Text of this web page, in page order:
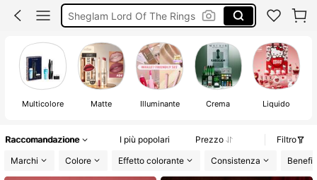
Sheglam Set
Trucchi
Multicolore Matte Illuminante Crema Liquido
Raccomandazione I più popolari Prezzo
Filtro
Marchi
Colore Effetto colorante Consistenza